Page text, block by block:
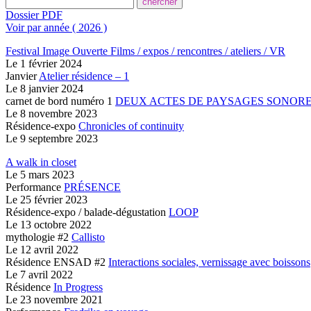
Dossier PDF
Voir par année ( 2026 )
Festival Image Ouverte Films / expos / rencontres / ateliers / VR
Le 1 février 2024
JanvierAtelier résidence – 1
Le 8 janvier 2024
carnet de bord numéro 1 DEUX ACTES DE PAYSAGES
Le 8 novembre 2023
Résidence-expo Chronicles of continuity
Le 9 septembre 2023
A walk in closet
Le 5 mars 2023
Performance PRÉSENCE
Le 25 février 2023
Résidence-expo / balade-dégustation LOOP
Le 13 octobre 2022
mythologie #2 Callisto
Le 12 avril 2022
Résidence ENSAD #2 Interactions sociales, vernissage avec boissons
Le 7 avril 2022
Résidence In Progress
Le 23 novembre 2021